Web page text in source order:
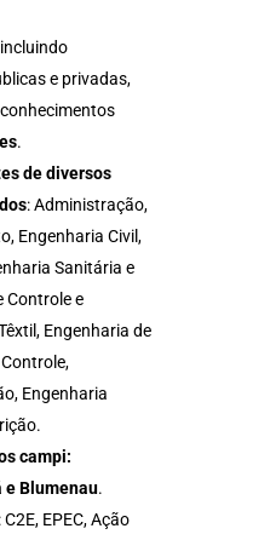
e privadas,
.
de diversos
: Administração,
Engenharia Civil,
Sanitária e
Controle e
Engenharia de
Engenharia
campi:
e Blumenau.
: C2E, EPEC, Ação